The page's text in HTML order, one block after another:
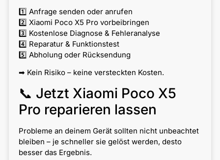
1️⃣ Anfrage senden oder anrufen
2️⃣ Xiaomi Poco X5 Pro vorbeibringen
3️⃣ Kostenlose Diagnose & Fehleranalyse
4️⃣ Reparatur & Funktionstest
5️⃣ Abholung oder Rücksendung
➡ Kein Risiko – keine versteckten Kosten.
📞 Jetzt Xiaomi Poco X5
Pro reparieren lassen
Probleme an deinem Gerät sollten nicht unbeachtet
bleiben – je schneller sie gelöst werden, desto
besser das Ergebnis.